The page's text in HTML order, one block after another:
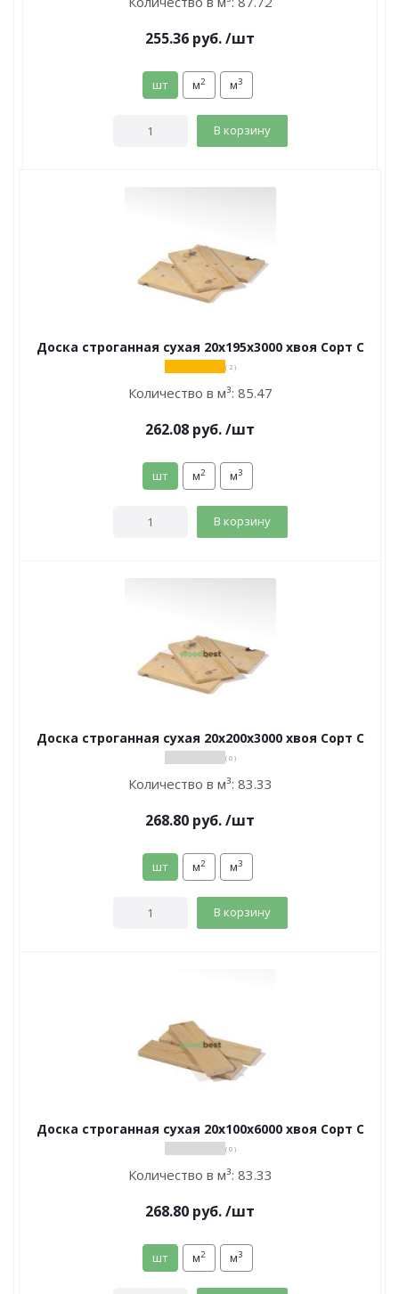
255.36 руб./шт
шт м2 м3
В корзину
Доска строганная сухая 20х195х3000 хвоя Сорт С
( 2 )
Количество в м³: 85.47
262.08 руб./шт
шт м2 м3
В корзину
Доска строганная сухая 20х200х3000 хвоя Сорт С
( 0 )
Количество в м³: 83.33
268.80 руб./шт
шт м2 м3
В корзину
Доска строганная сухая 20х100х6000 хвоя Сорт С
( 0 )
Количество в м³: 83.33
268.80 руб./шт
шт м2 м3